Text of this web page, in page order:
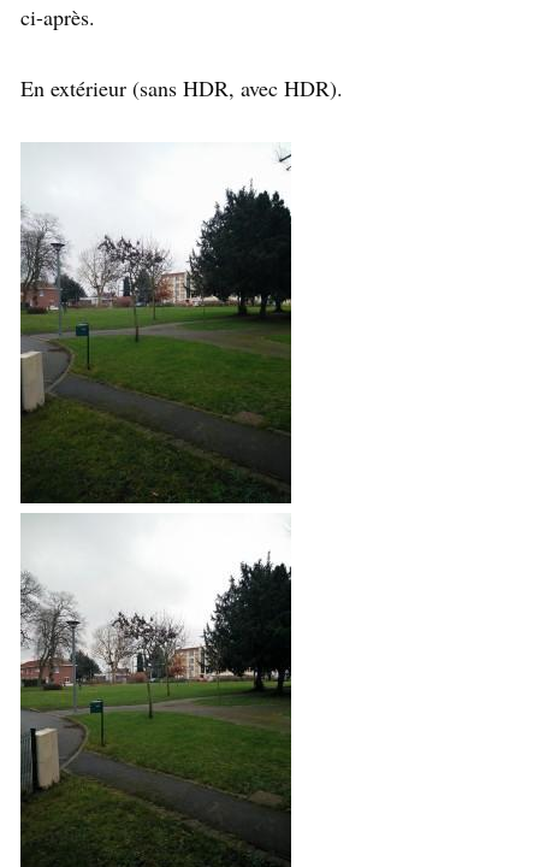
ci-après.
En extérieur (sans HDR, avec HDR).